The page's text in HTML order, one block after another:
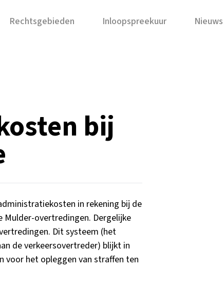
Rechtsgebieden Inloopspreekuur Nieuws
bij
in rekening bij de
Mulder-overtredingen. Dergelijke
Dit systeem (het
de verkeersovertreder) blijkt in
het opleggen van straffen ten